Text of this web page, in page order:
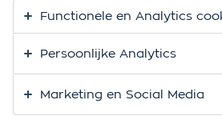
aan de schoorsteen, je tuinhuis,
Heb je schade aan je huis die
opstalverzekering valt? Dan
min het eigen risico. Hoe dat zit,
Functionele en Analytics
Persoonlijke Analytics
Marketing en Social Media